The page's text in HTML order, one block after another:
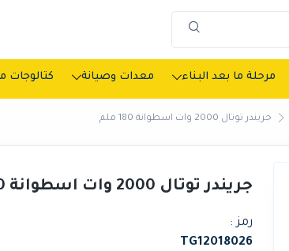
مرحلة ما بعد البناء معدات وصيانة كتالوجات
جريندر توتال 2000 وات اسطوانة 180 ملم
جريندر توتال 2000 وات اسطوانة 180 ملم
رمز :
TG12018026